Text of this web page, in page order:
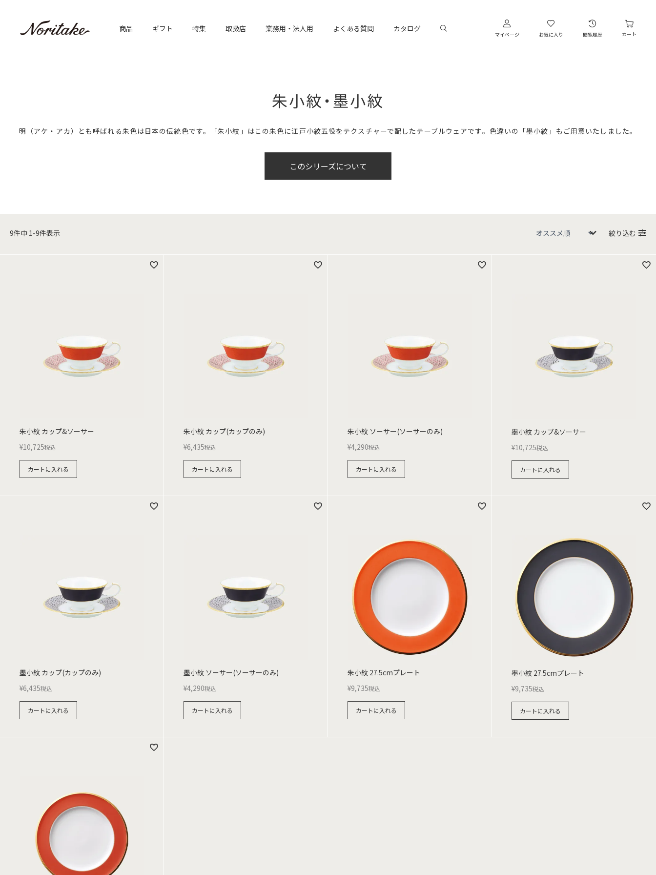
商品 ギフト 特集 取扱店 業務用・法人用 よくある質問 カタログ
マイページ お気に入り 閲覧履歴 カート
朱小紋・墨小紋
明（アケ・アカ）とも呼ばれる朱色は日本の伝統色です。「朱小紋」はこの朱色に江戸小紋五役をテクスチャーで配したテーブルウェアです。色違いの「墨小紋」もご用意いたしました。
このシリーズについて
9件中 1-9件表示 絞り込む
朱小紋 カップ&ソーサー
¥10,725税込
カートに入れる
朱小紋 カップ(カップのみ)
¥6,435税込
カートに入れる
朱小紋 ソーサー(ソーサーのみ)
¥4,290税込
カートに入れる
墨小紋 カップ&ソーサー
¥10,725税込
カートに入れる
墨小紋 カップ(カップのみ)
¥6,435税込
カートに入れる
墨小紋 ソーサー(ソーサーのみ)
¥4,290税込
カートに入れる
朱小紋 27.5cmプレート
¥9,735税込
カートに入れる
墨小紋 27.5cmプレート
¥9,735税込
カートに入れる